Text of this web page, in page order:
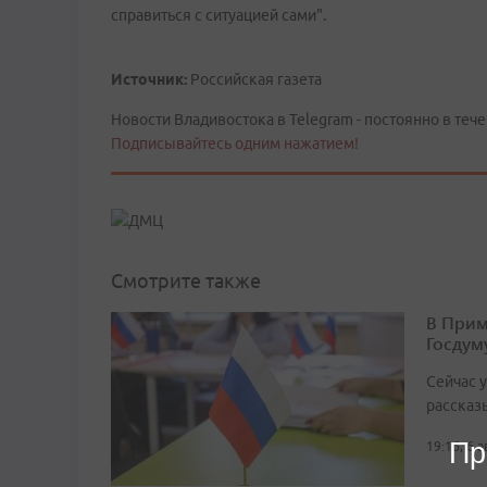
справиться с ситуацией сами".
Источник: Российская газета
Новости Владивостока в Telegram - постоянно в
Подписывайтесь одним нажатием!
Смотрите также
В
Сейчас
19:16, 6